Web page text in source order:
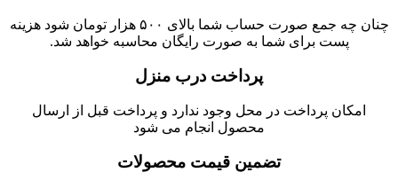
چنان چه جمع صورت حساب شما بالای ۵۰۰ هزار تومان شود هزینه
پست برای شما به صورت رایگان محاسبه خواهد شد.
پرداخت درب منزل
امکان پرداخت در محل وجود ندارد و پرداخت قبل از ارسال
محصول انجام می شود
تضمین قیمت محصولات